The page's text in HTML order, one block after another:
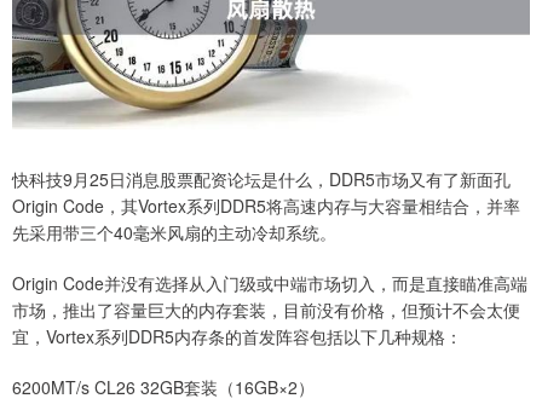
快科技9月25日消息股票配资论坛是什么，DDR5市场又有了新面孔
Origin Code，其Vortex系列DDR5将高速内存与大容量相结合，并率
先采用带三个40毫米风扇的主动冷却系统。
Origin Code并没有选择从入门级或中端市场切入，而是直接瞄准高端
市场，推出了容量巨大的内存套装，目前没有价格，但预计不会太便
宜，Vortex系列DDR5内存条的首发阵容包括以下几种规格：
6200MT/s CL26 32GB套装（16GB×2）